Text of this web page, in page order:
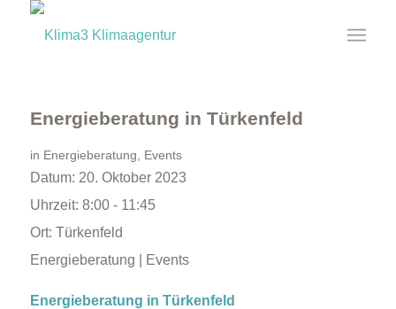
Energieberatung in Türkenfeld
in Energieberatung Events
Datum: 20. Oktober 2023
Uhrzeit: 8:00 - 11:45
Ort: Türkenfeld
Energieberatung | Events
Energieberatung in Türkenfeld